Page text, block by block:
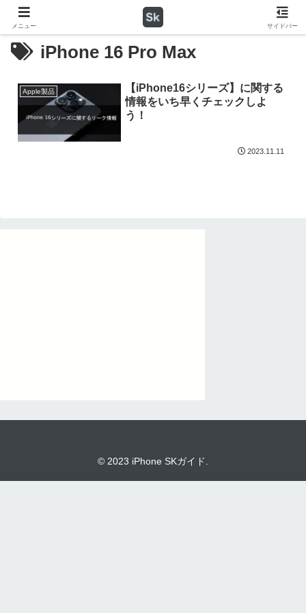
iPhone 16 Pro Max
Apple製品
【iPhone16シリーズ】に関する
情報をいち早くチェックしよ
う！
2023.11.11
© 2023 iPhone SKガイド.
メニュー サイドバー